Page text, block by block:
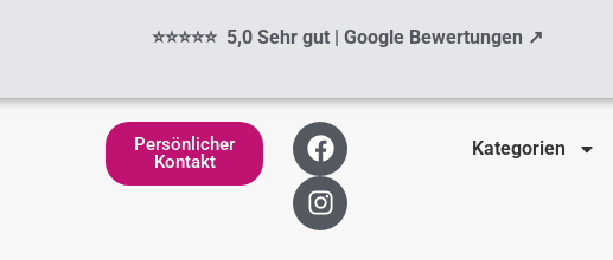
⭐⭐⭐⭐⭐ 5,0 Sehr gut | Google Bewertungen ↗
Persönlicher
Kontakt
F
a
c
e
b
I
n
s
t
a
Kategorien